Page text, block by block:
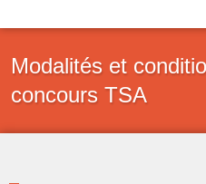
au
contenu
Modalités et
concours TSA